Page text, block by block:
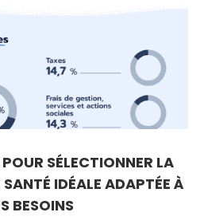
SÉLECTIONNER LA
IDÉALE ADAPTÉE À
BESOINS